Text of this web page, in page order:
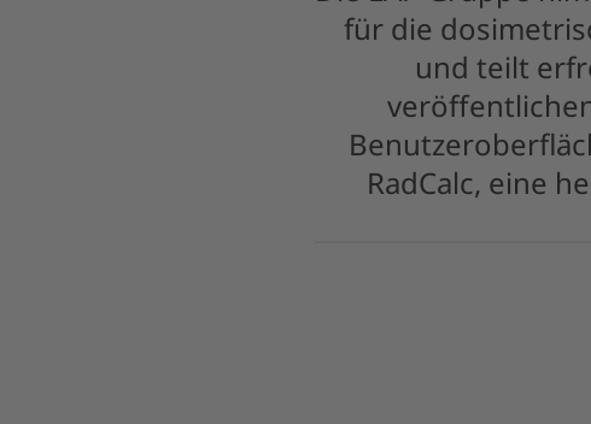
für die
und teilt
RadCalc, eine